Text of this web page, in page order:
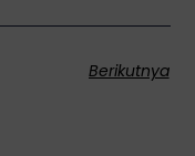
Berikutnya